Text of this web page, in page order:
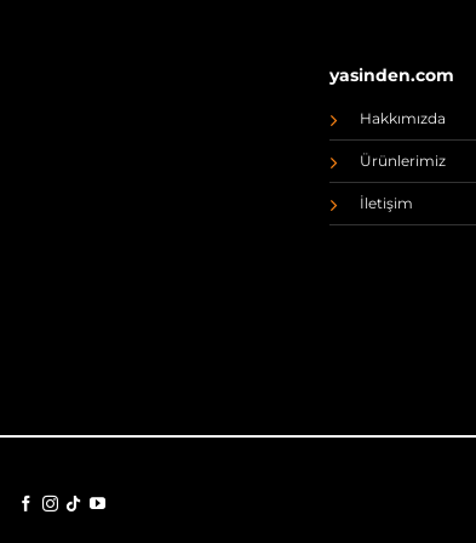
yasinden.com
Hakkımızda
Ürünlerimiz
İletişim